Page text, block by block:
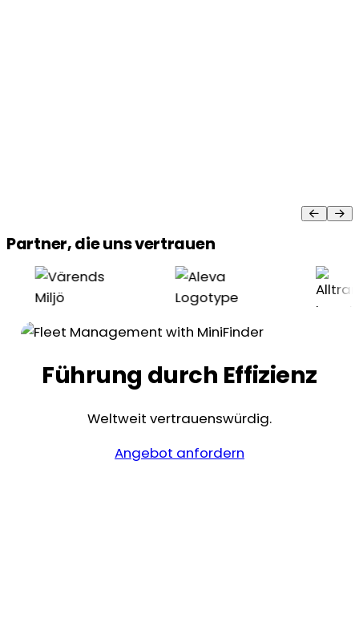
Partner, die uns vertrauen
Führung durch Effizienz
Weltweit vertrauenswürdig.
Angebot anfordern